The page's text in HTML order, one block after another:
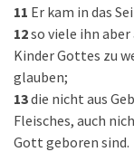
11 Er kam in das
12so viele ihn
Kinder Gottes zu
glauben;
13die nicht aus
Fleisches, auch
Gott geboren sind.